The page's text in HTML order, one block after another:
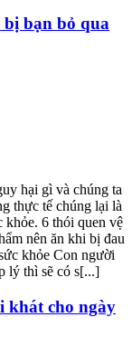
bị bạn bỏ qua
hại gì và chúng ta
thực tế chúng lại là
khỏe. 6 thói quen vệ
nên ăn khi bị đau
khỏe Con người
lý thì sẽ có s[...]
khát cho ngày